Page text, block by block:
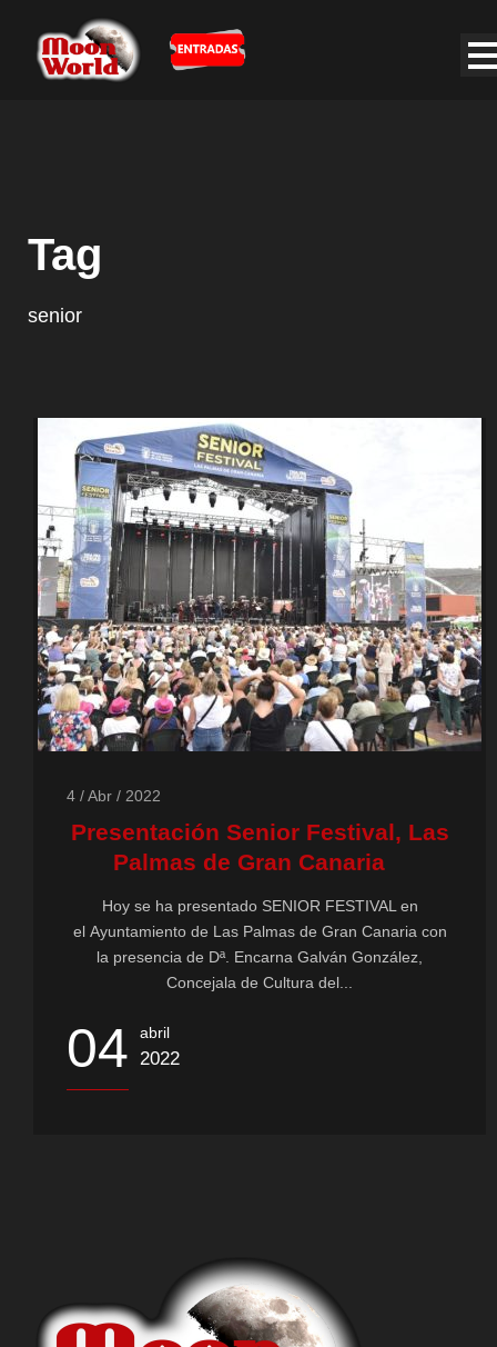
Tag
senior
4 / Abr / 2022
Presentación Senior Festival, Las
Palmas de Gran Canaria
Hoy se ha presentado SENIOR FESTIVAL en
el Ayuntamiento de Las Palmas de Gran Canaria con
la presencia de Dª. Encarna Galván González,
Concejala de Cultura del...
04 abril
2022